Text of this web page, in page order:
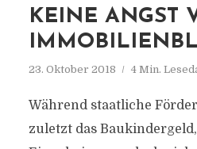
KEINE ANGST
23. Oktober 2018 4 Min.
Während staatliche
zuletzt das